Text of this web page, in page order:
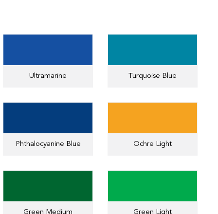
Ultramarine Turquoise Blue
Phthalocyanine Blue Ochre Light
Green Medium Green Light